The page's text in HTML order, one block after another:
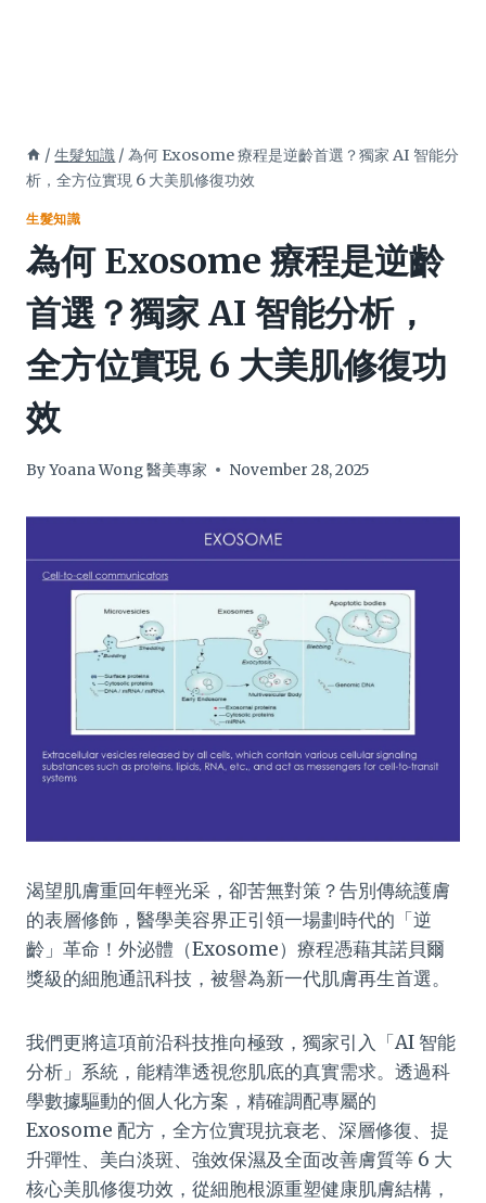
/ 生髮知識 / 為何 Exosome 療程是逆齡首選？獨家 AI 智能分
析，全方位實現 6 大美肌修復功效
生髮知識
為何 Exosome 療程是逆齡
首選？獨家 AI 智能分析，
全方位實現 6 大美肌修復功
效
ByYoana Wong 醫美專家 November 28, 2025
渴望肌膚重回年輕光采，卻苦無對策？告別傳統護膚
的表層修飾，醫學美容界正引領一場劃時代的「逆
齡」革命！外泌體（Exosome）療程憑藉其諾貝爾
獎級的細胞通訊科技，被譽為新一代肌膚再生首選。
我們更將這項前沿科技推向極致，獨家引入「AI 智能
分析」系統，能精準透視您肌底的真實需求。透過科
學數據驅動的個人化方案，精確調配專屬的
Exosome 配方，全方位實現抗衰老、深層修復、提
升彈性、美白淡斑、強效保濕及全面改善膚質等 6 大
核心美肌修復功效，從細胞根源重塑健康肌膚結構，